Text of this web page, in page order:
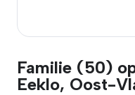
Familie (50)
Eeklo, Oost-